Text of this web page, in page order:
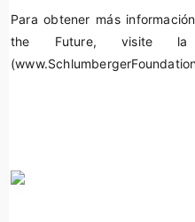
Para obtener más
the Future, visite la